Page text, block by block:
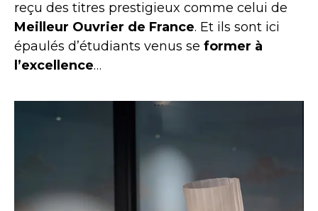
reçu des titres prestigieux comme celui de
Meilleur Ouvrier de France. Et ils sont ici
épaulés d’étudiants venus se former à
l’excellence…